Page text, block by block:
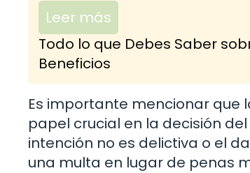
Leer más
Todo lo que Debes Saber
Beneficios
Es importante mencionar que
papel crucial en la decisión
intención no es delictiva o el
una multa en lugar de penas